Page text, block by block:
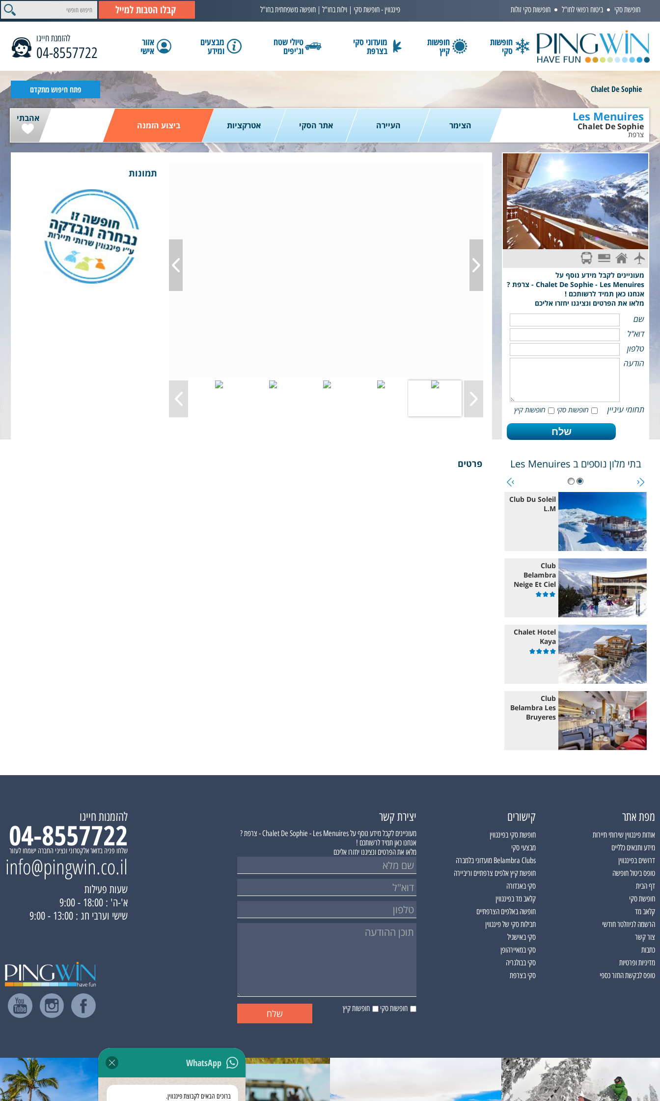
WhatsApp
ברוכים הבאים לקבוצת פינגווין.
פינגווין - חופשת סקי | וילות בחו"ל | חופשה משפחתית בחו"ל קבלו הטבות למייל חופשת סקי ביטוח רפואי לחו"ל חופשות סקי זולות
חופשות
סקי
חופשות
קיץ
מועדוני סקי
בצרפת
טיולי שטח
וג'יפים
מבצעים
ומידע
אזור
אישי
להזמנת חייגו
04-8557722
הצג תוצאות Chalet De Sophie פתח חיפוש מתקדם
Les Menuires
Chalet De Sophie
צרפת
הצימר העיירה אתר הסקי אטרקציות ביצוע הזמנה
אהבתי
תמונות
פרטים
טיסת פינגווין: תל-אביב - גרנובל - Grenoble
14 אורחים על בסיס לינה בלבד ברמת Comfort
סקי פס מקומי
ציוד סקי עד 23 ק"ג
מעוניינים לקבל מידע נוסף על
Chalet De Sophie - Les Menuires - צרפת ?
אנחנו כאן תמיד לרשותכם !
מלאו את הפרטים ונציגנו יחזרו אליכם
שם
דוא"ל
טלפון
הודעה
תחומי עיניין חופשות סקי חופשות קיץ
בתי מלון נוספים ב Les Menuires
Club Du Soleil
L.M
Club
Belambra
Neige Et Ciel
Chalet Hotel
Kaya
Club
Belambra Les
Bruyeres
מפת אתר
אודות פינגווין שירותי תיירות
מידע ותנאים כלליים
דרושים בפינגווין
טופס ביטול חופשה
דף הבית
חופשת סקי
קלאב מד
הרשמה לניוזלטר חודשי
צור קשר
כתבות
מדיניות ופרטיות
טופס לבקשת החזר כספי
קישורים
חופשת סקי בפינגווין
מבצעי סקי
Belambra Clubs מועדוני בלמברה
חופשת קיץ אלפים צרפתיים וריביירה
סקי באנדורה
קלאב מד בפינגווין
חופשה באלפים הצרפתיים
חבילות סקי של פינגווין
סקי באישגיל
סקי במאיירהופן
סקי בבולגריה
סקי בצרפת
יצירת קשר
מעוניינים לקבל מידע נוסף עלChalet De Sophie - Les Menuires - צרפת ?
אנחנו כאן תמיד לרשותכם !
מלאו את הפרטים ונציגנו יחזרו אליכם
חופשות סקי חופשות קיץ
להזמנות חייגו
04-8557722
שלחו פניה בדואר אלקטרוני ונציגי החברה ישמחו לעזור
info@pingwin.co.il
שעות פעילות
א'-ה' : 18:00 - 9:00
שישי וערבי חג : 13:00 - 9:00